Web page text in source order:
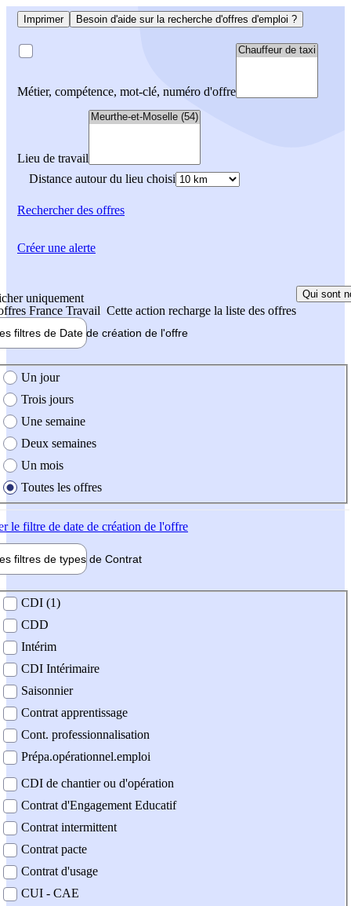
Imprimer Besoin d'aide sur la recherche d'offres d'emploi ?
Métier, compétence, mot-clé, numéro d'offre
Lieu de travail
Distance autour du lieu choisi
Rechercherdes offres
uniquement
France Travail Cette action recharge la liste des offres
Qui sont
filtres de Date de création de l'offre
création de l'offre
Un jour
Trois jours
Une semaine
Deux semaines
Un mois
Toutes les offres
le filtre de date de création de l'offre
filtres de types de Contrat
contrat
CDI (1)
CDD
Intérim
CDI Intérimaire
Saisonnier
Contrat apprentissage
Cont. professionnalisation
Prépa.opérationnel.emploi
CDI de chantier ou d'opération
Contrat d'Engagement Educatif
Contrat intermittent
Contrat pacte
Contrat d'usage
CUI - CAE
Créer une alerte